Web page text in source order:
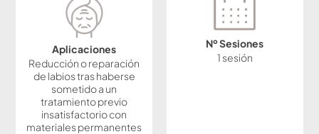
Aplicaciones
Reducción o reparación
de labios tras haberse
sometido a un
tratamiento previo
insatisfactorio con
materiales permanentes
Nº Sesiones
1 sesión